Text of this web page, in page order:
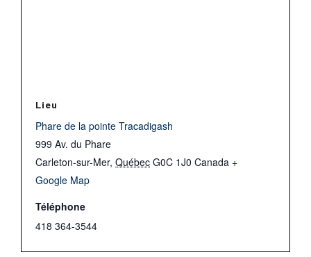
Lieu
Phare de la pointe Tracadigash
999 Av. du Phare
Carleton-sur-Mer, Québec G0C 1J0 Canada +
Google Map
Téléphone
418 364-3544